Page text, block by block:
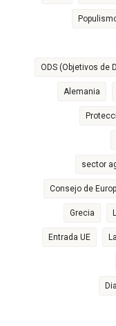
ODS (Objetivos de
Alemania
sector
Consejo de
Grecia
Entrada UE